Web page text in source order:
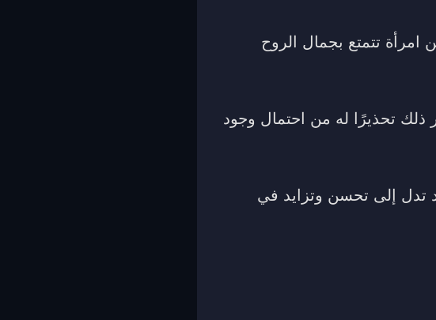
امرأة تتمتع بجمال الروح
ذلك تحذيرًا له من احتمال وجود
تدل إلى تحسن وتزايد في